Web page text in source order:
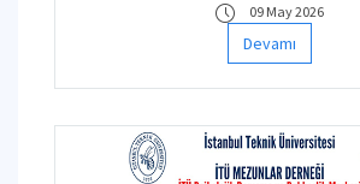
09 May 2026
Devamı